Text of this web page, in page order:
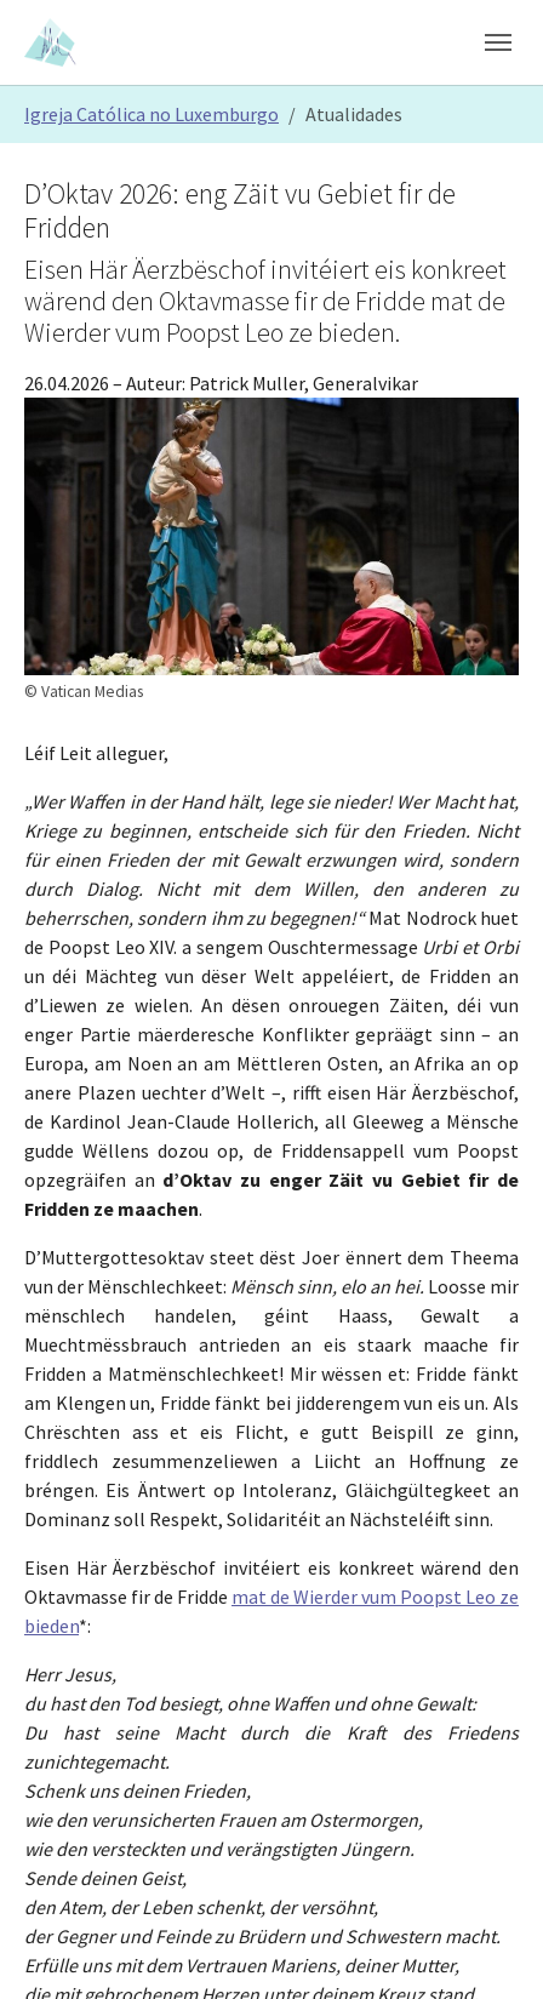
Skip to main content
Skip to page footer
Igreja Católica no Luxemburgo Atualidades
© Vatican Medias
D’Oktav 2026: eng Zäit vu Gebiet fir de
Fridden
Eisen Här Äerzbëschof invitéiert eis konkreet
wärend den Oktavmasse fir de Fridde mat de
Wierder vum Poopst Leo ze bieden.
26.04.2026 – Auteur: Patrick Muller, Generalvikar
Léif Leit alleguer,
„Wer Waffen in der Hand hält, lege sie nieder! Wer Macht hat,
Kriege zu beginnen, entscheide sich für den Frieden. Nicht
für einen Frieden der mit Gewalt erzwungen wird, sondern
durch Dialog. Nicht mit dem Willen, den anderen zu
beherrschen, sondern ihm zu begegnen!“Mat Nodrock huet
de Poopst Leo XIV. a sengem Ouschtermessage Urbi et Orbi
un déi Mächteg vun dëser Welt appeléiert, de Fridden an
d’Liewen ze wielen. An dësen onrouegen Zäiten, déi vun
enger Partie mäerderesche Konflikter gepräägt sinn – an
Europa, am Noen an am Mëttleren Osten, an Afrika an op
anere Plazen uechter d’Welt –, rifft eisen Här Äerzbëschof,
de Kardinol Jean-Claude Hollerich, all Gleeweg a Mënsche
gudde Wëllens dozou op, de Friddensappell vum Poopst
opzegräifen an d’Oktav zu enger Zäit vu Gebiet fir de
Fridden ze maachen.
D’Muttergottesoktav steet dëst Joer ënnert dem Theema
vun der Mënschlechkeet: Mënsch sinn, elo an hei. Loosse mir
mënschlech handelen, géint Haass, Gewalt a
Muechtmëssbrauch antrieden an eis staark maache fir
Fridden a Matmënschlechkeet! Mir wëssen et: Fridde fänkt
am Klengen un, Fridde fänkt bei jidderengem vun eis un. Als
Chrëschten ass et eis Flicht, e gutt Beispill ze ginn,
friddlech zesummenzeliewen a Liicht an Hoffnung ze
bréngen. Eis Äntwert op Intoleranz, Gläichgültegkeet an
Dominanz soll Respekt, Solidaritéit an Nächsteléift sinn.
Eisen Här Äerzbëschof invitéiert eis konkreet wärend den
Oktavmasse fir de Fridde mat de Wierder vum Poopst Leo ze
bieden*:
Herr Jesus,
du hast den Tod besiegt, ohne Waffen und ohne Gewalt:
Du hast seine Macht durch die Kraft des Friedens
zunichtegemacht.
Schenk uns deinen Frieden,
wie den verunsicherten Frauen am Ostermorgen,
wie den versteckten und verängstigten Jüngern.
Sende deinen Geist,
den Atem, der Leben schenkt, der versöhnt,
der Gegner und Feinde zu Brüdern und Schwestern macht.
Erfülle uns mit dem Vertrauen Mariens, deiner Mutter,